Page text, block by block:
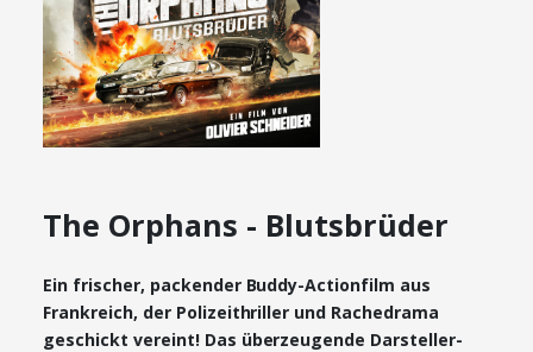
The Orphans - Blutsbrüder
Ein frischer, packender Buddy-Actionfilm aus
Frankreich, der Polizeithriller und Rachedrama
geschickt vereint! Das überzeugende Darsteller-